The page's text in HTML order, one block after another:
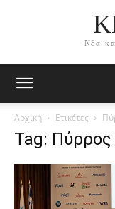
Νέα
Αρχική Ετικέτες
Tag: